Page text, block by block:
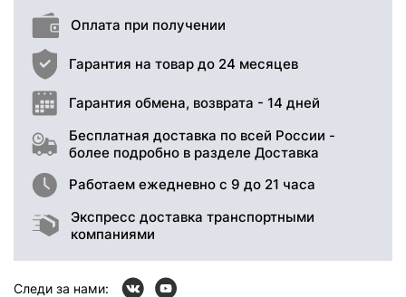
Оплата при получении
Гарантия на товар до 24 месяцев
Гарантия обмена, возврата - 14 дней
Бесплатная доставка по всей России -
более подробно в разделе Доставка
Работаем ежедневно с 9 до 21 часа
Экспресс доставка транспортными
компаниями
Следи за нами: